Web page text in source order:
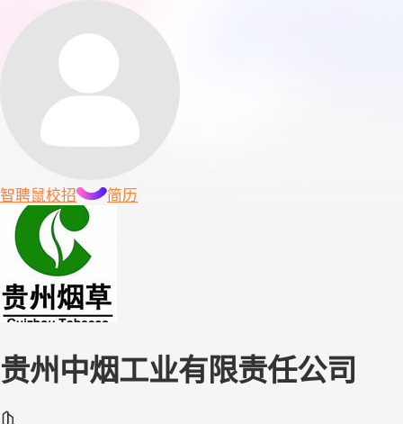
智聘鼠校招 简历
贵州中烟工业有限责任公司